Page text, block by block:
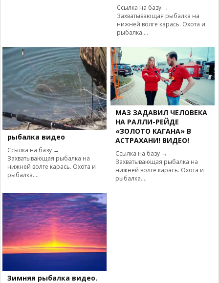
Ссылка на базу →
Захватывающая рыбалка на
нижней волге карась. Охота и
рыбалка....
рыбалка видео
Ссылка на базу →
Захватывающая рыбалка на
нижней волге карась. Охота и
рыбалка....
МАЗ ЗАДАВИЛ ЧЕЛОВЕКА
НА РАЛЛИ-РЕЙДЕ
«ЗОЛОТО КАГАНА» В
АСТРАХАНИ! ВИДЕО!
Ссылка на базу →
Захватывающая рыбалка на
нижней волге карась. Охота и
рыбалка....
Зимняя рыбалка видео.